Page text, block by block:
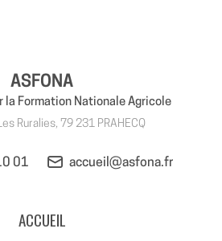
ASFONA
la Formation Nationale Agricole
Ruralies, 79 231 PRAHECQ
01 accueil@asfona.fr
ACCUEIL